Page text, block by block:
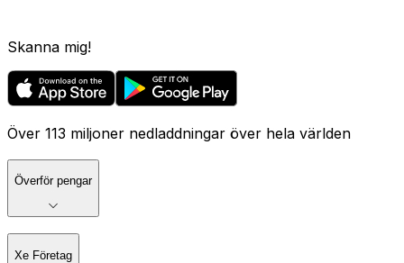
Skanna mig!
Över 113 miljoner nedladdningar över hela världen
Överför pengar
Xe Företag